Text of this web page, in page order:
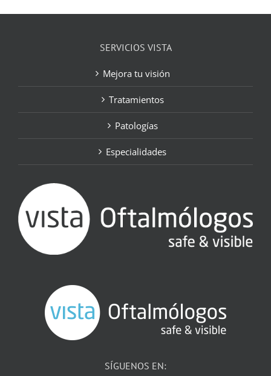
SERVICIOS VISTA
Mejora tu visión
Tratamientos
Patologías
Especialidades
SÍGUENOS EN: